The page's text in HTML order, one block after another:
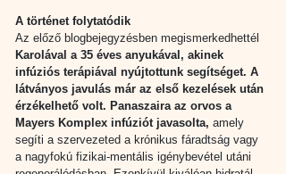
A történet folytatódik
Az előző blogbejegyzésben megismerkedhettél
Karolával a 35 éves anyukával, akinek
infúziós terápiával nyújtottunk segítséget. A
látványos javulás már az első kezelések után
érzékelhető volt. Panaszaira az orvos a
Mayers Komplex infúziót javasolta, amely
segíti a szervezeted a krónikus fáradtság vagy
a nagyfokú fizikai-mentális igénybevétel utáni